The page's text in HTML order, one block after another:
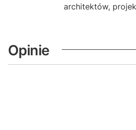
architektów,
Opinie